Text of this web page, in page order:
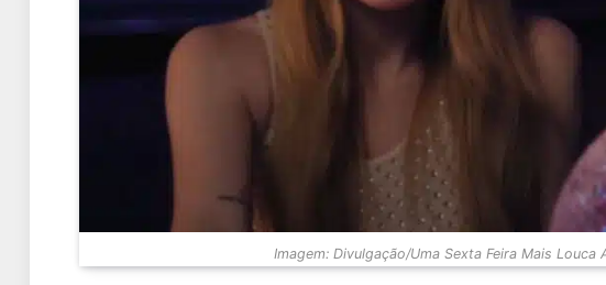
Imagem: Divulgação/Uma Sexta Feira Mais Louca